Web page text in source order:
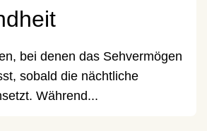
bei denen das Sehvermögen
sobald die nächtliche
Während...